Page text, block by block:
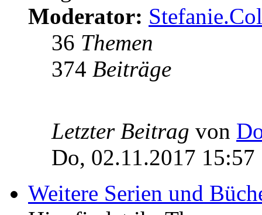
Moderator:
36 Themen
374 Beiträge
Letzter Beitrag von
Do, 02.11.2017 15:57
Weitere Serien und